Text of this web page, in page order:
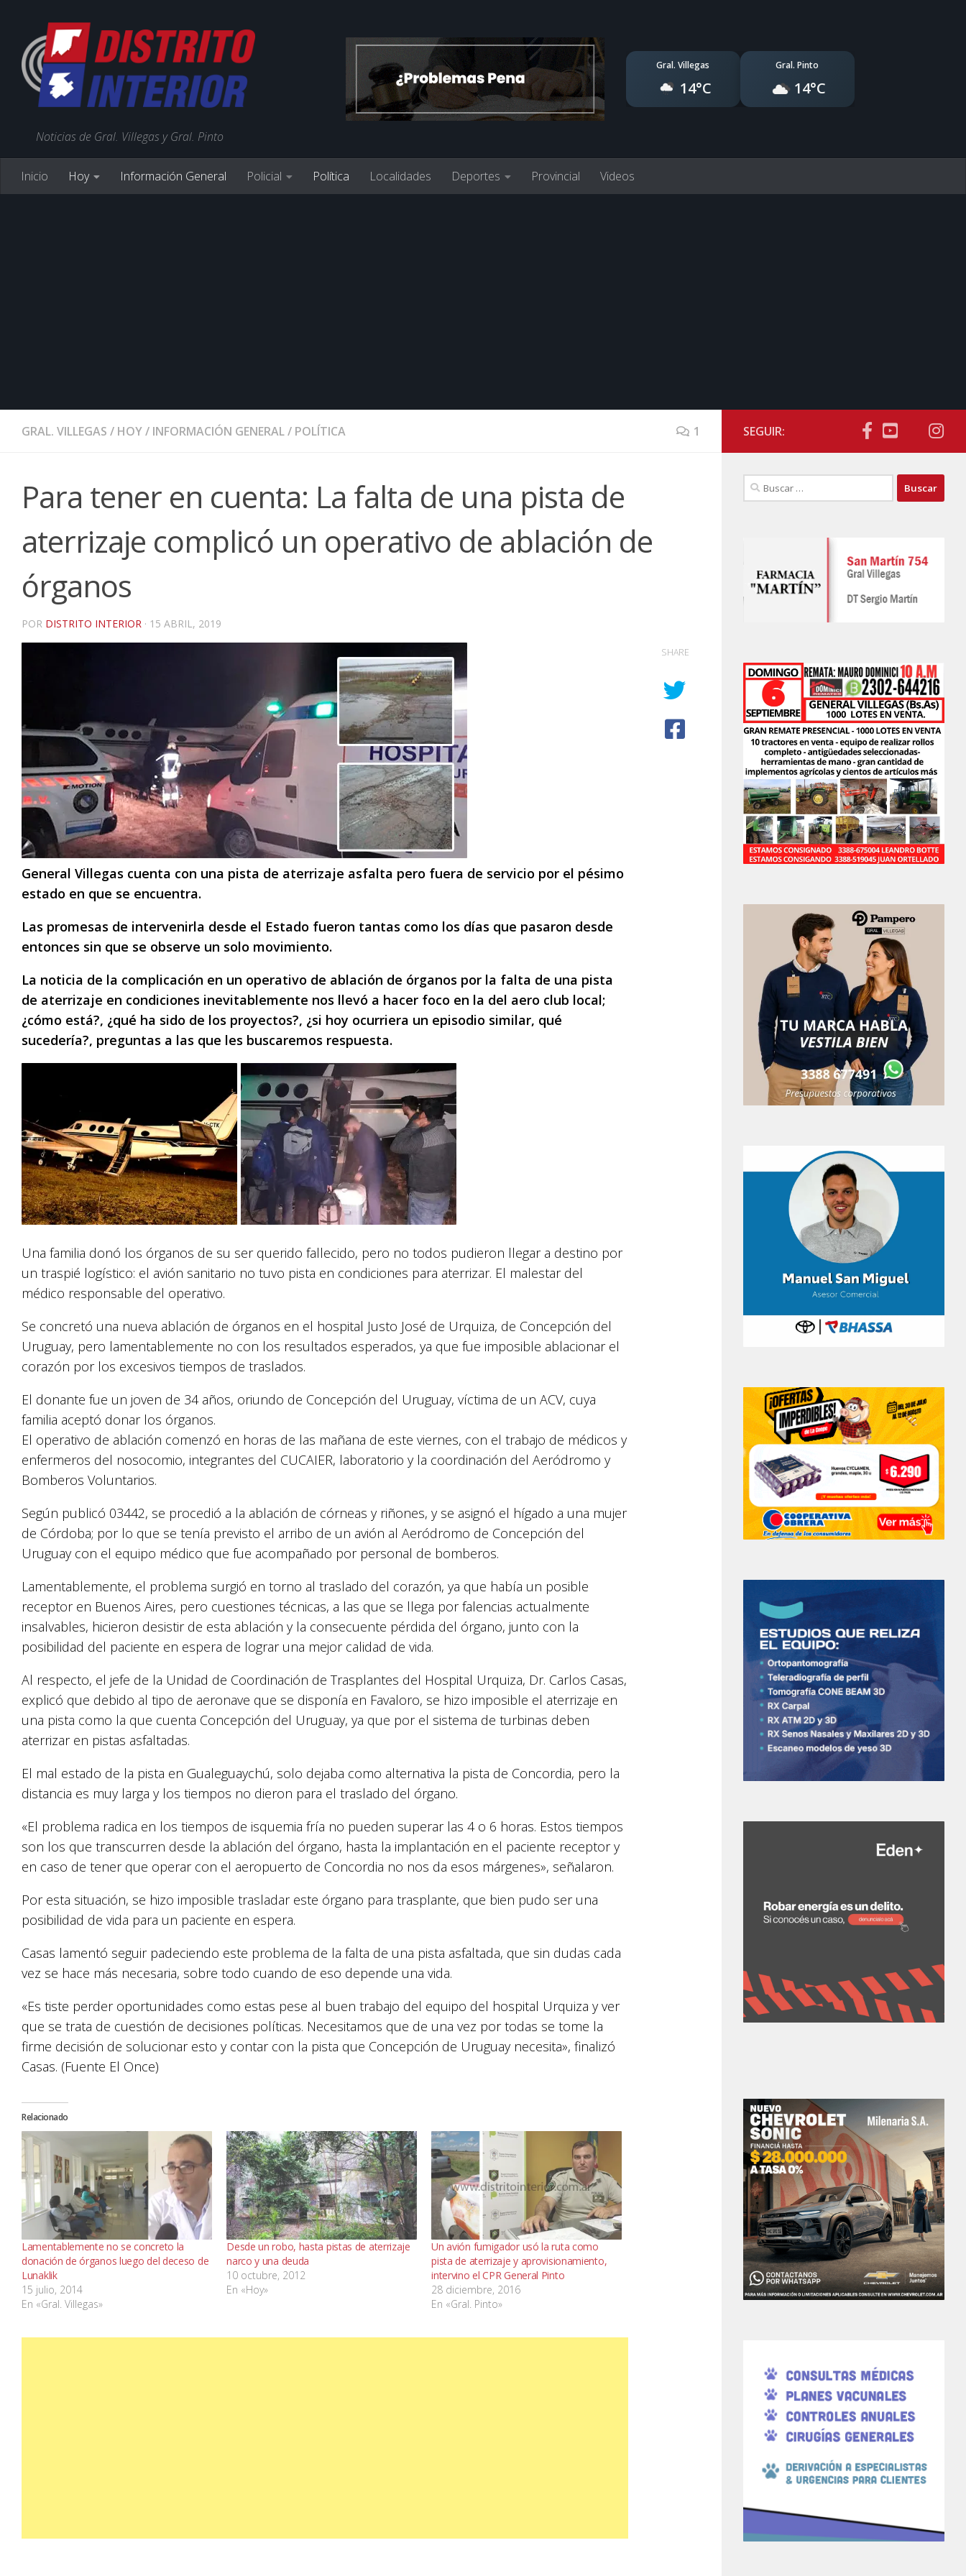
Noticias de Gral. Villegas y Gral. Pinto
Gral. Villegas
14°C
Gral. Pinto
14°C
Inicio Hoy Información General Policial Política Localidades Deportes Provincial Videos
GRAL. VILLEGAS / HOY/ INFORMACIÓN GENERAL/ POLÍTICA 1
Para tener en cuenta: La falta de una pista de
aterrizaje complicó un operativo de ablación de
órganos
POR DISTRITO INTERIOR · 15 ABRIL, 2019
General Villegas cuenta con una pista de aterrizaje asfalta pero fuera de servicio por el pésimo
estado en que se encuentra.
Las promesas de intervenirla desde el Estado fueron tantas como los días que pasaron desde
entonces sin que se observe un solo movimiento.
La noticia de la complicación en un operativo de ablación de órganos por la falta de una pista
de aterrizaje en condiciones inevitablemente nos llevó a hacer foco en la del aero club local;
¿cómo está?, ¿qué ha sido de los proyectos?, ¿si hoy ocurriera un episodio similar, qué
sucedería?, preguntas a las que les buscaremos respuesta.
Una familia donó los órganos de su ser querido fallecido, pero no todos pudieron llegar a destino por
un traspié logístico: el avión sanitario no tuvo pista en condiciones para aterrizar. El malestar del
médico responsable del operativo.
Se concretó una nueva ablación de órganos en el hospital Justo José de Urquiza, de Concepción del
Uruguay, pero lamentablemente no con los resultados esperados, ya que fue imposible ablacionar el
corazón por los excesivos tiempos de traslados.
El donante fue un joven de 34 años, oriundo de Concepción del Uruguay, víctima de un ACV, cuya
familia aceptó donar los órganos.
El operativo de ablación comenzó en horas de las mañana de este viernes, con el trabajo de médicos y
enfermeros del nosocomio, integrantes del CUCAIER, laboratorio y la coordinación del Aeródromo y
Bomberos Voluntarios.
Según publicó 03442, se procedió a la ablación de córneas y riñones, y se asignó el hígado a una mujer
de Córdoba; por lo que se tenía previsto el arribo de un avión al Aeródromo de Concepción del
Uruguay con el equipo médico que fue acompañado por personal de bomberos.
Lamentablemente, el problema surgió en torno al traslado del corazón, ya que había un posible
receptor en Buenos Aires, pero cuestiones técnicas, a las que se llega por falencias actualmente
insalvables, hicieron desistir de esta ablación y la consecuente pérdida del órgano, junto con la
posibilidad del paciente en espera de lograr una mejor calidad de vida.
Al respecto, el jefe de la Unidad de Coordinación de Trasplantes del Hospital Urquiza, Dr. Carlos Casas,
explicó que debido al tipo de aeronave que se disponía en Favaloro, se hizo imposible el aterrizaje en
una pista como la que cuenta Concepción del Uruguay, ya que por el sistema de turbinas deben
aterrizar en pistas asfaltadas.
El mal estado de la pista en Gualeguaychú, solo dejaba como alternativa la pista de Concordia, pero la
distancia es muy larga y los tiempos no dieron para el traslado del órgano.
«El problema radica en los tiempos de isquemia fría no pueden superar las 4 o 6 horas. Estos tiempos
son los que transcurren desde la ablación del órgano, hasta la implantación en el paciente receptor y
en caso de tener que operar con el aeropuerto de Concordia no nos da esos márgenes», señalaron.
Por esta situación, se hizo imposible trasladar este órgano para trasplante, que bien pudo ser una
posibilidad de vida para un paciente en espera.
Casas lamentó seguir padeciendo este problema de la falta de una pista asfaltada, que sin dudas cada
vez se hace más necesaria, sobre todo cuando de eso depende una vida.
«Es tiste perder oportunidades como estas pese al buen trabajo del equipo del hospital Urquiza y ver
que se trata de cuestión de decisiones políticas. Necesitamos que de una vez por todas se tome la
firme decisión de solucionar esto y contar con la pista que Concepción de Uruguay necesita», finalizó
Casas. (Fuente El Once)
Relacionado
Lamentablemente no se concreto la
donación de órganos luego del deceso de
Lunaklik
15 julio, 2014
En «Gral. Villegas»
Desde un robo, hasta pistas de aterrizaje
narco y una deuda
10 octubre, 2012
En «Hoy»
Un avión fumigador usó la ruta como
pista de aterrizaje y aprovisionamiento,
intervino el CPR General Pinto
28 diciembre, 2016
En «Gral. Pinto»
SHARE
SEGUIR:
Buscar: